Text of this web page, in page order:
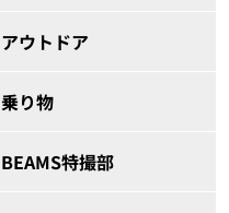
アウトドア
乗り物
BEAMS特撮部